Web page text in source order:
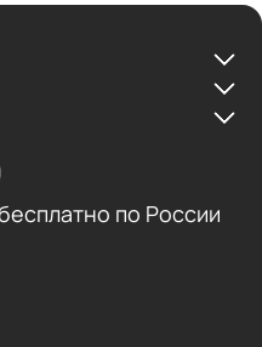
по России